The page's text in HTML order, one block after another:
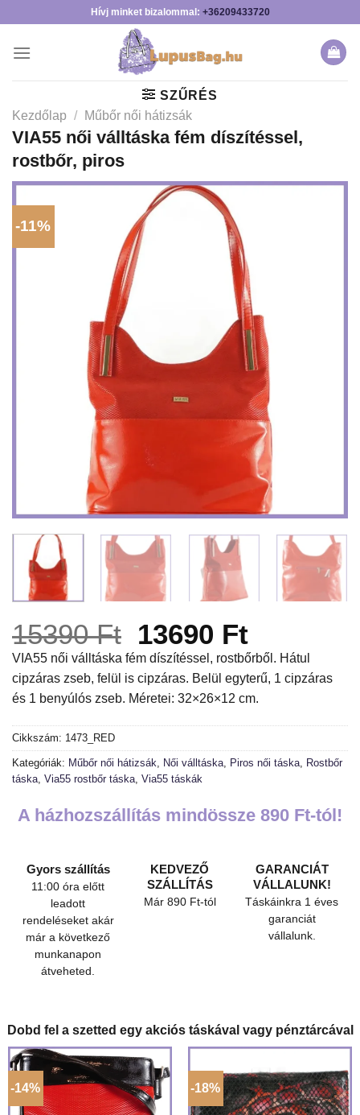
content
Hívj minket bizalommal: +36209433720
SZŰRÉS
Kezdőlap / Műbőr női hátizsák
VIA55 női válltáska fém díszítéssel,
rostbőr, piros
-11%
15390Ft Original
price
was:
13690 FtCurrent
price
is:
VIA55 női válltáska fém díszítéssel, rostbőrből. Hátul
cipzáras zseb, felül is cipzáras. Belül egyterű, 1 cipzáras
és 1 benyúlós zseb. Méretei: 32×26×12 cm.
Cikkszám: 1473_RED
Kategóriák: Műbőr női hátizsák Női válltáska Piros női táska Rostbőr
táska Via55 rostbőr táska Via55 táskák
A házhozszállítás mindössze 890 Ft-tól!
Gyors szállítás
11:00 óra előtt
leadott
rendeléseket akár
már a következő
munkanapon
átveheted.
KEDVEZŐ
SZÁLLÍTÁS
Már 890 Ft-tól
GARANCIÁT
VÁLLALUNK!
Táskáinkra 1 éves
garanciát
vállalunk.
Dobd fel a szetted egy akciós táskával vagy pénztárcával
-14% -18%